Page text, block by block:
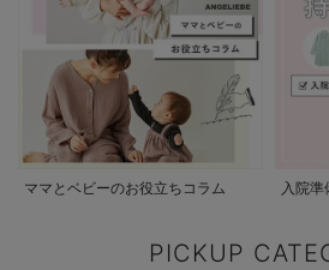
ママとベビーのお役立ちコラム 入院準
PICKUP